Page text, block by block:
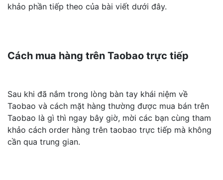
khảo phần tiếp theo của bài viết dưới đây.
Cách mua hàng trên Taobao trực tiếp
Sau khi đã nắm trong lòng bàn tay khái niệm về
Taobao và cách mặt hàng thường được mua bán trên
Taobao là gì thì ngay bây giờ, mời các bạn cùng tham
khảo cách order hàng trên taobao trực tiếp mà không
cần qua trung gian.